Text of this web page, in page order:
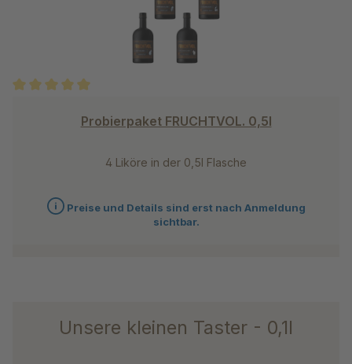
Probierpaket FRUCHTVOL. 0,5l
4 Liköre in der 0,5l Flasche
Preise und Details sind erst nach Anmeldung
sichtbar.
Unsere kleinen Taster - 0,1l